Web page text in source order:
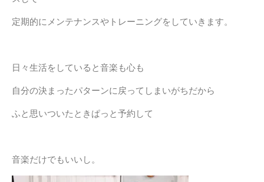
定期的にメンテナンスやトレーニングをしていきます。
日々生活をしていると音楽も心も
自分の決まったパターンに戻ってしまいがちだから
ふと思いついたときぱっと予約して
音楽だけでもいいし。